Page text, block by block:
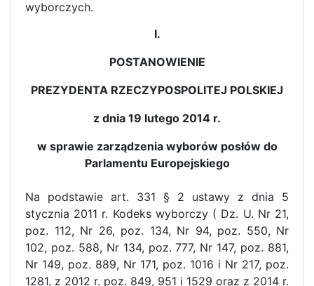
wyborczych.
I.
POSTANOWIENIE
PREZYDENTA RZECZYPOSPOLITEJ POLSKIEJ
z dnia 19 lutego 2014 r.
w sprawie zarządzenia wyborów posłów do
Parlamentu Europejskiego
Na podstawie art. 331 § 2 ustawy z dnia 5
stycznia 2011 r. Kodeks wyborczy ( Dz. U. Nr 21,
poz. 112, Nr 26, poz. 134, Nr 94, poz. 550, Nr
102, poz. 588, Nr 134, poz. 777, Nr 147, poz. 881,
Nr 149, poz. 889, Nr 171, poz. 1016 i Nr 217, poz.
1281, z 2012 r. poz. 849, 951 i 1529 oraz z 2014 r.